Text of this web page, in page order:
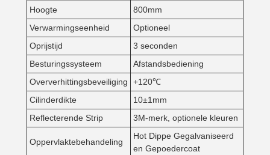
Hoogte
800mm
Verwarmingseenheid
Optioneel
Oprijstijd
3 seconden
Besturingssysteem
Afstandsbediening
Oververhittingsbeveiliging
+120℃
Cilinderdikte
10±1mm
Reflecterende Strip
3M-merk, optionele kleuren
Oppervlaktebehandeling
Hot Dippe Gegalvaniseerd
en Gepoedercoat